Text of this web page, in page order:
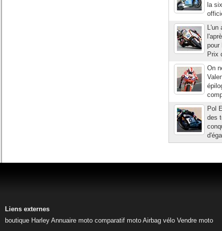
la
L'un
pour
Prix
On
Pol
des
Liens externes
boutique Harley Annuaire moto comparatif moto Airbag vélo Vendre moto